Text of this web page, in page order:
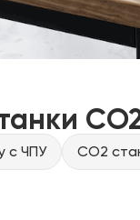
с ЧПУ CO2